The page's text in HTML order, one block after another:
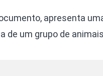
apresenta
de um grupo de